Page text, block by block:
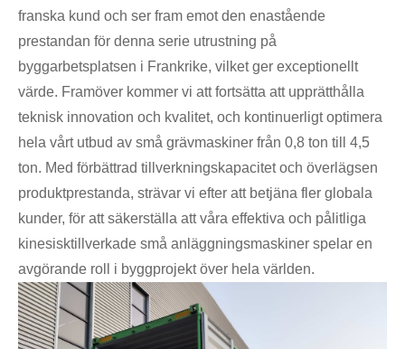
franska kund och ser fram emot den enastående
prestandan för denna serie utrustning på
byggarbetsplatsen i Frankrike, vilket ger exceptionellt
värde. Framöver kommer vi att fortsätta att upprätthålla
teknisk innovation och kvalitet, och kontinuerligt optimera
hela vårt utbud av små grävmaskiner från 0,8 ton till 4,5
ton. Med förbättrad tillverkningskapacitet och överlägsen
produktprestanda, strävar vi efter att betjäna fler globala
kunder, för att säkerställa att våra effektiva och pålitliga
kinesisktillverkade små anläggningsmaskiner spelar en
avgörande roll i byggprojekt över hela världen.